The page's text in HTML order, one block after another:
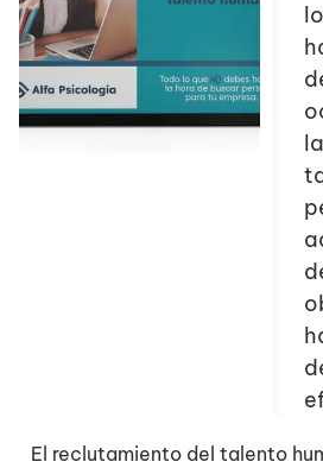
El reclutamiento del talento